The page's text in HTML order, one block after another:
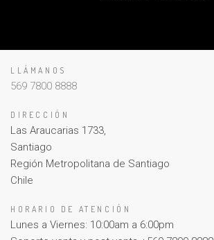
LLÁMANOS
569 7800 8888
DIRECCIÓN
Las Araucarias 1733,
Santiago
Región Metropolitana de Santiago
Chile
HORARIO DE ATENCIÓN
Lunes a Viernes: 10:00am a 6:00pm